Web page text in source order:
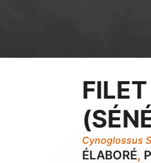
Cynoglossus
ÉLABORÉ,